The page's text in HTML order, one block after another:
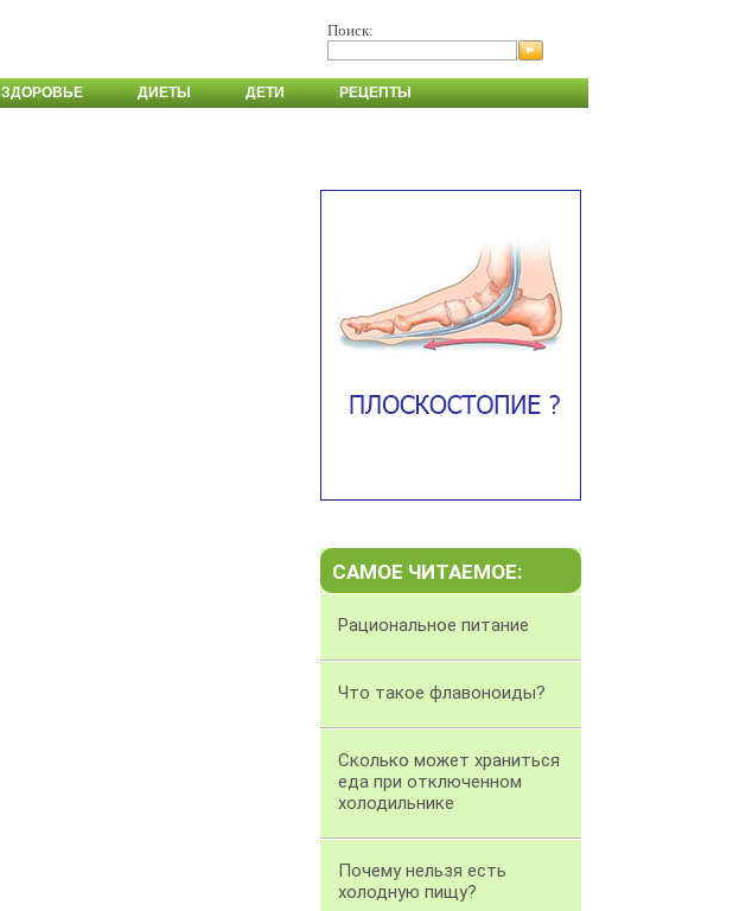
Поиск:
ЗДОРОВЬЕ ДИЕТЫ ДЕТИ РЕЦЕПТЫ
САМОЕ ЧИТАЕМОЕ:
Рациональное питание
Что такое флавоноиды?
Сколько может храниться
еда при отключенном
холодильнике
Почему нельзя есть
холодную пищу?